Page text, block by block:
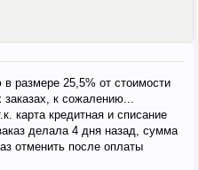
размере 25,5% от стоимости
к сожалению...
карта кредитная и списание
делала 4 дня назад, сумма
отменить после оплаты